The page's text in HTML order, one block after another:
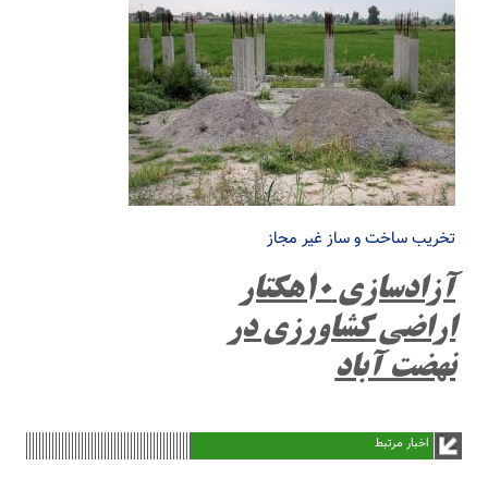
تخریب ساخت و ساز غیر مجاز
آزادسازی ۱۰هکتار
اراضی کشاورزی در
نهضت آباد
اخبار مرتبط